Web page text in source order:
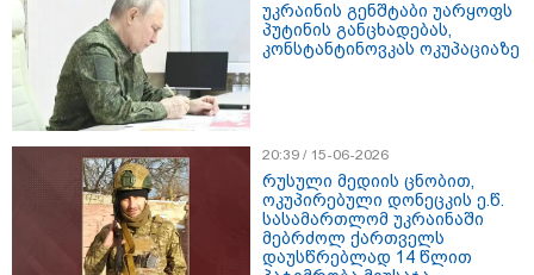
დამტკიცდა საგზაო
უსაფრთხოების ეროვნული
სტრატეგია, რომელიც საგზაო
შემთხვევების შედეგად
დაშავებულთა და დაღუპულთა
რაოდენობის 25%-ით
შემცირებას ითვალისწინებს -
რას მოიცავს ის?
თბილისი - ანტალია 716.70
ლარიდან
უკრაინის გენშტაბი უარყოფს
პუტინის განცხადებას,
კონსტანტინოვკას ოკუპაციაზე
20:39 / 15-06-2026
რუსული მედიის ცნობით,
ოკუპირებული დონეცკის ე.წ.
სასამართლომ უკრაინაში
მებრძოლ ქართველს
დაუსწრებლად 14 წლით